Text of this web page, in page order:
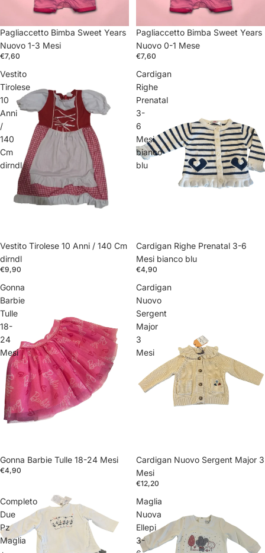
Pagliaccetto Bimba Sweet Years
Nuovo 1-3 Mesi
€7,60
Pagliaccetto Bimba Sweet Years
Nuovo 0-1 Mese
€7,60
Vestito
Tirolese
10
Anni
/
140
Cm
dirndl
Vestito Tirolese 10 Anni / 140 Cm
dirndl
€9,90
Cardigan
Righe
Prenatal
3-
6
Mesi
bianco
blu
Cardigan Righe Prenatal 3-6
Mesi bianco blu
€4,90
Gonna
Barbie
Tulle
18-
24
Mesi
Gonna Barbie Tulle 18-24 Mesi
€4,90
Cardigan
Nuovo
Sergent
Major
3
Mesi
Cardigan Nuovo Sergent Major 3
Mesi
€12,20
Completo
Due
Pz
Maglia
Maglia
Nuova
Ellepi
3-